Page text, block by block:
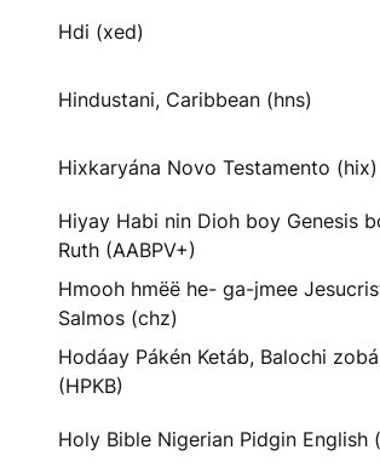
Hdi (xed)
Hindustani, Caribbean (hns)
Hixkaryána Novo Testamento (hix)
Hiyay Habi nin Dioh boy Genesis
Ruth (AABPV+)
Hmooh hmëë he- ga-jmee
Salmos (chz)
Hodáay Pákén Ketáb, Balochi
(HPKB)
Holy Bible Nigerian Pidgin English